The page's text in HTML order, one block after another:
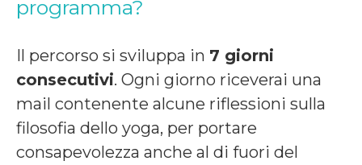
programma?
Il percorso si sviluppa in 7 giorni
consecutivi. Ogni giorno riceverai una
mail contenente alcune riflessioni sulla
filosofia dello yoga, per portare
consapevolezza anche al di fuori del